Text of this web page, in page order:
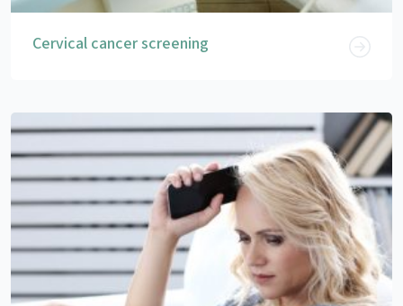
Cervical cancer screening